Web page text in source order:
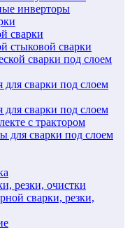
инверторы
сварки
стыковой сварки
сварки под слоем
сварки под слоем
сварки под слоем
с трактором
для сварки под слоем
резки, очистки
сварки, резки,